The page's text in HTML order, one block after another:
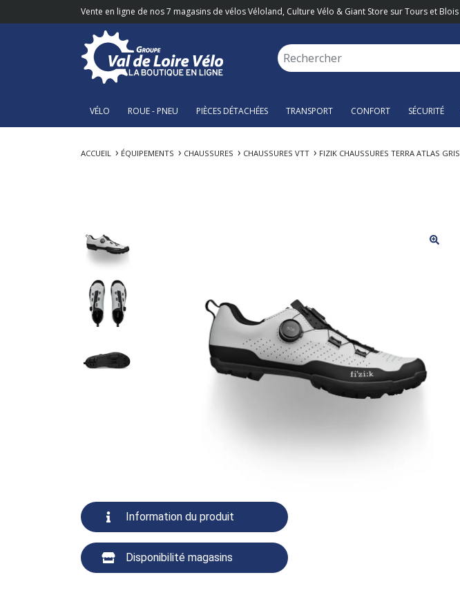
Vente en ligne de nos 7 magasins de vélos Véloland, Culture Vélo & Giant Store sur Tours et Blois
VÉLO ROUE - PNEU PIÈCES DÉTACHÉES TRANSPORT CONFORT SÉCURITÉ
ACCUEIL ÉQUIPEMENTS CHAUSSURES CHAUSSURES VTT FIZIK CHAUSSURES TERRA ATLAS GRIS
Information du produit
Disponibilité magasins